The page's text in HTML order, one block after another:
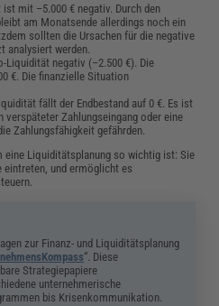
mit –5.000 € negativ. Durch den
am Monatsende allerdings noch ein
sollten die Ursachen für die negative
analysiert werden.
Liquidität negativ (–2.500 €). Die
€. Die finanzielle Situation
fällt der Endbestand auf 0 €. Es ist
verspäteter Zahlungseingang oder eine
Zahlungsfähigkeit gefährden.
eine Liquiditätsplanung so wichtig ist: Sie
eintreten, und ermöglicht es
zur Finanz- und Liquiditätsplanung
“. Diese
Strategiepapiere
unternehmerische
bis Krisenkommunikation.